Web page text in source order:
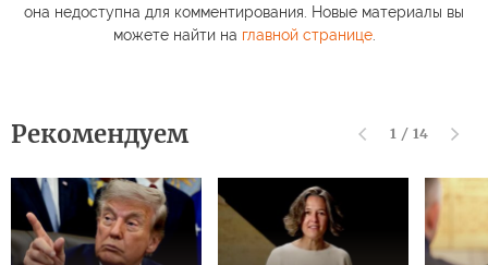
она недоступна для комментирования. Новые материалы вы
можете найти на главной странице.
Рекомендуем 1 / 14